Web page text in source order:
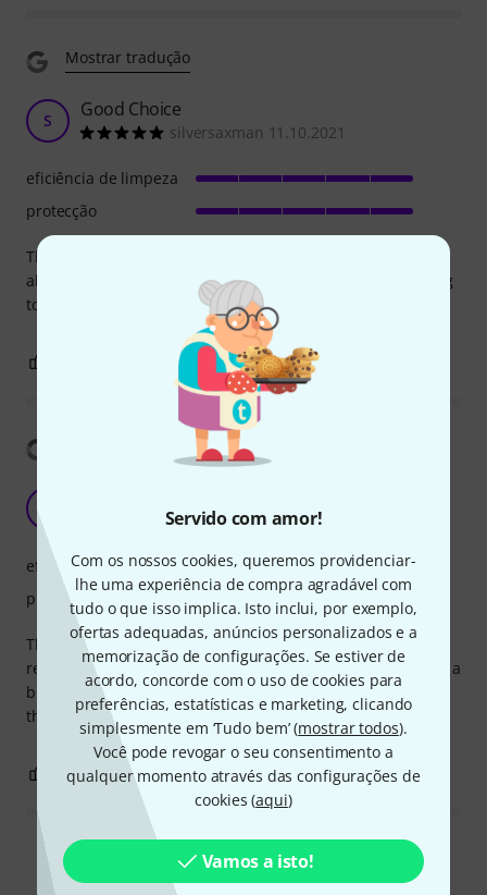
Servido com amor!
Com os nossos cookies, queremos providenciar-
lhe uma experiência de compra agradável com
tudo o que isso implica. Isto inclui, por exemplo,
ofertas adequadas, anúncios personalizados e a
memorização de configurações. Se estiver de
acordo, concorde com o uso de cookies para
preferências, estatísticas e marketing, clicando
simplesmente em ‘Tudo bem’ (mostrar todos).
Você pode revogar o seu consentimento a
qualquer momento através das configurações de
cookies (aqui)
Vamos a isto!
Mostrar tradução
S Good Choice
silversaxman 11.10.2021
The product gives you what you need. and the quality is
also very good. Would buy again but i dont think i am going
to need another one for a long time :) good work.
eficiência de limpeza
protecção
REPORTAR A CRÍTICA
Deivin.clr 04.01.2019
The material is good, it is well made and right size! I
recommend it. the weight at the end of the string could be a
bit heavier. it would be easier and faster to pull it through
the sax.
eficiência de limpeza
protecção
0 REPORTAR A CRÍTICA
Ler todas as reviews